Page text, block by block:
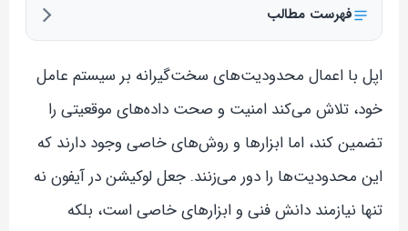
فهرست مطالب
اپل با اعمال محدودیت‌های سخت‌گیرانه بر سیستم عامل
خود، تلاش می‌کند امنیت و صحت داده‌های موقعیتی را
تضمین کند، اما ابزارها و روش‌های خاصی وجود دارند که
این محدودیت‌ها را دور می‌زنند. جعل لوکیشن در آیفون نه
تنها نیازمند دانش فنی و ابزارهای خاصی است، بلکه